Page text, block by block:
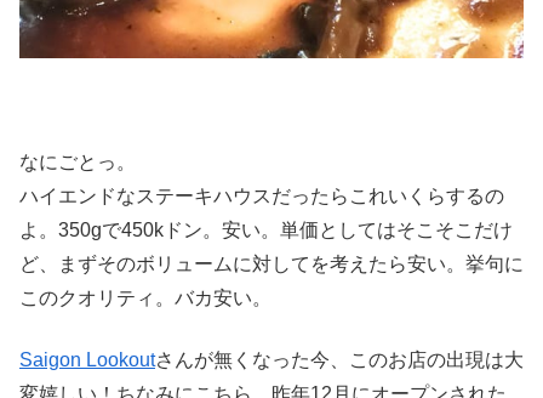
なにごとっ。
ハイエンドなステーキハウスだったらこれいくらするの
よ。350gで450kドン。安い。単価としてはそこそこだけ
ど、まずそのボリュームに対してを考えたら安い。挙句に
このクオリティ。バカ安い。
Saigon Lookoutさんが無くなった今、このお店の出現は大
変嬉しい！ちなみにこちら、昨年12月にオープンされた